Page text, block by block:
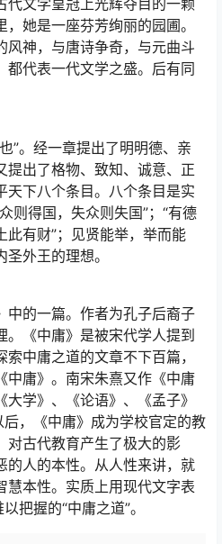
代文学皇冠上光辉夺目的一颗
她是一座芬芳绚丽的园圃。
风神，与唐诗争奇，与元曲斗
都代表一代文学之盛。后有同
”。经一章提出了明明德、亲
提出了格物、致知、诚意、正
天下八个条目。八个条目是实
则得国，失众则失国”；“有德
此有财”；见贤能举，举而能
外王的理想。
中的一篇。作者为孔子后裔子
《中庸》是被宋代学人提到
中庸之道的文章不下百篇，
中庸》。南宋朱熹又作《中庸
学》、《论语》、《孟子》
后，《中庸》成为学校官定的教
对古代教育产生了极大的影
的人的本性。从人性来讲，就
慧本性。实质上用现代文字表
把握的“中庸之道”。